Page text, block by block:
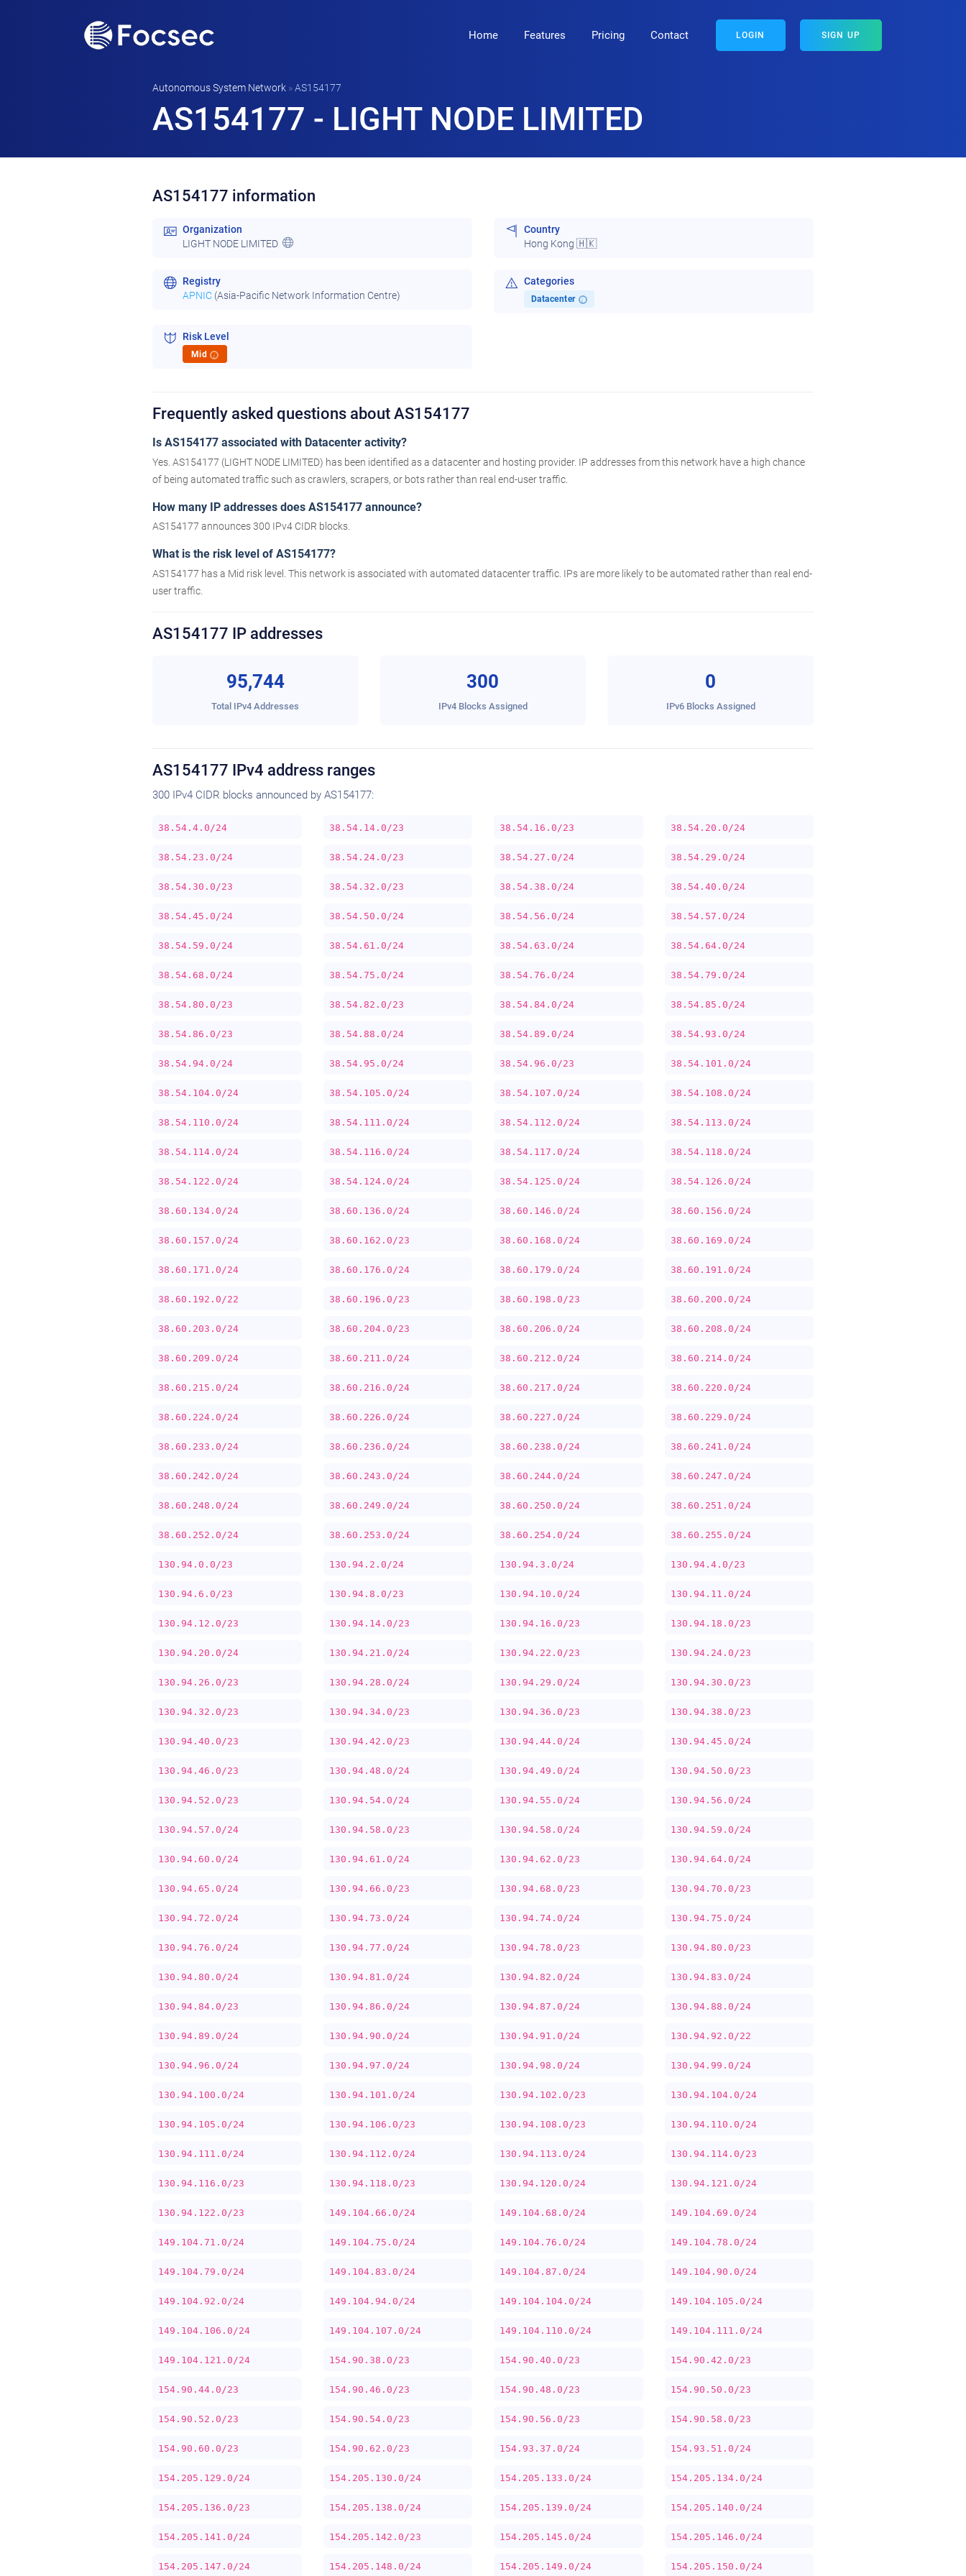
Home Features Pricing Contact LOGIN SIGN UP
Autonomous System Network »AS154177
AS154177 - LIGHT NODE LIMITED
AS154177 information
Organization
LIGHT NODE LIMITED
Country
Hong Kong 🇭🇰
Registry
APNIC (Asia-Pacific Network Information Centre)
Categories
Datacenter i
Risk Level
Mid i
Frequently asked questions about AS154177
Is AS154177 associated with Datacenter activity?
Yes. AS154177 (LIGHT NODE LIMITED) has been identified as a datacenter and hosting provider. IP addresses from this network have a high chance
of being automated traffic such as crawlers, scrapers, or bots rather than real end-user traffic.
How many IP addresses does AS154177 announce?
AS154177 announces 300 IPv4 CIDR blocks.
What is the risk level of AS154177?
AS154177 has a Mid risk level. This network is associated with automated datacenter traffic. IPs are more likely to be automated rather than real end-
user traffic.
AS154177 IP addresses
95,744
Total IPv4 Addresses
300
IPv4 Blocks Assigned
0
IPv6 Blocks Assigned
AS154177 IPv4 address ranges
300 IPv4 CIDR blocks announced by AS154177:
38.54.4.0/24 38.54.14.0/23 38.54.16.0/23 38.54.20.0/24
38.54.23.0/24 38.54.24.0/23 38.54.27.0/24 38.54.29.0/24
38.54.30.0/23 38.54.32.0/23 38.54.38.0/24 38.54.40.0/24
38.54.45.0/24 38.54.50.0/24 38.54.56.0/24 38.54.57.0/24
38.54.59.0/24 38.54.61.0/24 38.54.63.0/24 38.54.64.0/24
38.54.68.0/24 38.54.75.0/24 38.54.76.0/24 38.54.79.0/24
38.54.80.0/23 38.54.82.0/23 38.54.84.0/24 38.54.85.0/24
38.54.86.0/23 38.54.88.0/24 38.54.89.0/24 38.54.93.0/24
38.54.94.0/24 38.54.95.0/24 38.54.96.0/23 38.54.101.0/24
38.54.104.0/24 38.54.105.0/24 38.54.107.0/24 38.54.108.0/24
38.54.110.0/24 38.54.111.0/24 38.54.112.0/24 38.54.113.0/24
38.54.114.0/24 38.54.116.0/24 38.54.117.0/24 38.54.118.0/24
38.54.122.0/24 38.54.124.0/24 38.54.125.0/24 38.54.126.0/24
38.60.134.0/24 38.60.136.0/24 38.60.146.0/24 38.60.156.0/24
38.60.157.0/24 38.60.162.0/23 38.60.168.0/24 38.60.169.0/24
38.60.171.0/24 38.60.176.0/24 38.60.179.0/24 38.60.191.0/24
38.60.192.0/22 38.60.196.0/23 38.60.198.0/23 38.60.200.0/24
38.60.203.0/24 38.60.204.0/23 38.60.206.0/24 38.60.208.0/24
38.60.209.0/24 38.60.211.0/24 38.60.212.0/24 38.60.214.0/24
38.60.215.0/24 38.60.216.0/24 38.60.217.0/24 38.60.220.0/24
38.60.224.0/24 38.60.226.0/24 38.60.227.0/24 38.60.229.0/24
38.60.233.0/24 38.60.236.0/24 38.60.238.0/24 38.60.241.0/24
38.60.242.0/24 38.60.243.0/24 38.60.244.0/24 38.60.247.0/24
38.60.248.0/24 38.60.249.0/24 38.60.250.0/24 38.60.251.0/24
38.60.252.0/24 38.60.253.0/24 38.60.254.0/24 38.60.255.0/24
130.94.0.0/23 130.94.2.0/24 130.94.3.0/24 130.94.4.0/23
130.94.6.0/23 130.94.8.0/23 130.94.10.0/24 130.94.11.0/24
130.94.12.0/23 130.94.14.0/23 130.94.16.0/23 130.94.18.0/23
130.94.20.0/24 130.94.21.0/24 130.94.22.0/23 130.94.24.0/23
130.94.26.0/23 130.94.28.0/24 130.94.29.0/24 130.94.30.0/23
130.94.32.0/23 130.94.34.0/23 130.94.36.0/23 130.94.38.0/23
130.94.40.0/23 130.94.42.0/23 130.94.44.0/24 130.94.45.0/24
130.94.46.0/23 130.94.48.0/24 130.94.49.0/24 130.94.50.0/23
130.94.52.0/23 130.94.54.0/24 130.94.55.0/24 130.94.56.0/24
130.94.57.0/24 130.94.58.0/23 130.94.58.0/24 130.94.59.0/24
130.94.60.0/24 130.94.61.0/24 130.94.62.0/23 130.94.64.0/24
130.94.65.0/24 130.94.66.0/23 130.94.68.0/23 130.94.70.0/23
130.94.72.0/24 130.94.73.0/24 130.94.74.0/24 130.94.75.0/24
130.94.76.0/24 130.94.77.0/24 130.94.78.0/23 130.94.80.0/23
130.94.80.0/24 130.94.81.0/24 130.94.82.0/24 130.94.83.0/24
130.94.84.0/23 130.94.86.0/24 130.94.87.0/24 130.94.88.0/24
130.94.89.0/24 130.94.90.0/24 130.94.91.0/24 130.94.92.0/22
130.94.96.0/24 130.94.97.0/24 130.94.98.0/24 130.94.99.0/24
130.94.100.0/24 130.94.101.0/24 130.94.102.0/23 130.94.104.0/24
130.94.105.0/24 130.94.106.0/23 130.94.108.0/23 130.94.110.0/24
130.94.111.0/24 130.94.112.0/24 130.94.113.0/24 130.94.114.0/23
130.94.116.0/23 130.94.118.0/23 130.94.120.0/24 130.94.121.0/24
130.94.122.0/23 149.104.66.0/24 149.104.68.0/24 149.104.69.0/24
149.104.71.0/24 149.104.75.0/24 149.104.76.0/24 149.104.78.0/24
149.104.79.0/24 149.104.83.0/24 149.104.87.0/24 149.104.90.0/24
149.104.92.0/24 149.104.94.0/24 149.104.104.0/24 149.104.105.0/24
149.104.106.0/24 149.104.107.0/24 149.104.110.0/24 149.104.111.0/24
149.104.121.0/24 154.90.38.0/23 154.90.40.0/23 154.90.42.0/23
154.90.44.0/23 154.90.46.0/23 154.90.48.0/23 154.90.50.0/23
154.90.52.0/23 154.90.54.0/23 154.90.56.0/23 154.90.58.0/23
154.90.60.0/23 154.90.62.0/23 154.93.37.0/24 154.93.51.0/24
154.205.129.0/24 154.205.130.0/24 154.205.133.0/24 154.205.134.0/24
154.205.136.0/23 154.205.138.0/24 154.205.139.0/24 154.205.140.0/24
154.205.141.0/24 154.205.142.0/23 154.205.145.0/24 154.205.146.0/24
154.205.147.0/24 154.205.148.0/24 154.205.149.0/24 154.205.150.0/24